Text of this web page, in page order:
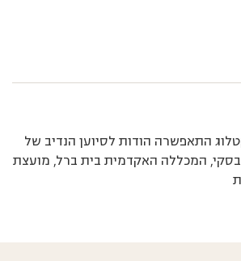
התאפשרה הודות לסיוען הנדיב של
המכללה האקדמית בית ברל, מועצת